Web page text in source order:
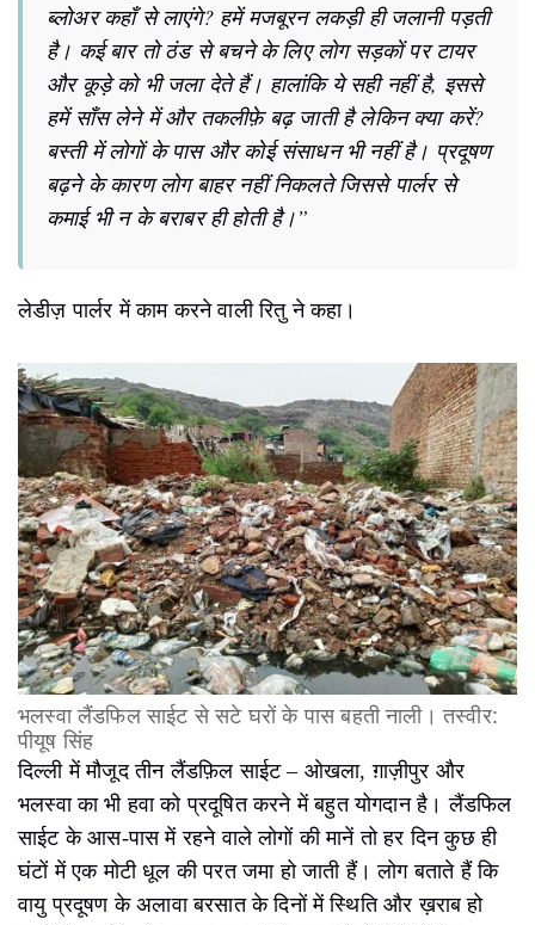
ब्लोअर कहाँ से लाएंगे? हमें मजबूरन लकड़ी ही जलानी पड़ती
है। कई बार तो ठंड से बचने के लिए लोग सड़कों पर टायर
और कूड़े को भी जला देते हैं। हालांकि ये सही नहीं है, इससे
हमें साँस लेने में और तकलीफ़े बढ़ जाती है लेकिन क्या करें?
बस्ती में लोगों के पास और कोई संसाधन भी नहीं है। प्रदूषण
बढ़ने के कारण लोग बाहर नहीं निकलते जिससे पार्लर से
कमाई भी न के बराबर ही होती है।”
लेडीज़ पार्लर में काम करने वाली रितु ने कहा।
भलस्वा लैंडफिल साईट से सटे घरों के पास बहती नाली। तस्वीर:
पीयूष सिंह
दिल्ली में मौजूद तीन लैंडफ़िल साईट – ओखला, ग़ाज़ीपुर और
भलस्वा का भी हवा को प्रदूषित करने में बहुत योगदान है। लैंडफिल
साईट के आस-पास में रहने वाले लोगों की मानें तो हर दिन कुछ ही
घंटों में एक मोटी धूल की परत जमा हो जाती हैं। लोग बताते हैं कि
वायु प्रदूषण के अलावा बरसात के दिनों में स्थिति और ख़राब हो